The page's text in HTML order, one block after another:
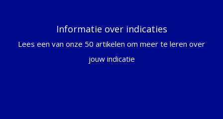
Informatie over indicaties
Lees een van onze 50 artikelen om meer te leren over
jouw indicatie